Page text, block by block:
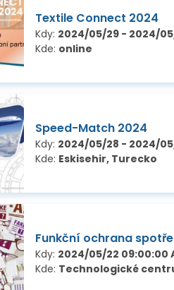
Textile Connect 2024
Kdy: 2024/05/29 - 2024/
Kde: online
Speed-Match 2024
Kdy: 2024/05/28 - 2024/
Kde: Eskisehir, Turecko
Funkční ochrana
Kdy: 2024/05/22 09:00:00
Kde: Technologické